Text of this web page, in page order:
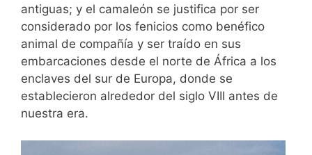
antiguas; y el camaleón se justifica por ser
considerado por los fenicios como benéfico
animal de compañía y ser traído en sus
embarcaciones desde el norte de África a los
enclaves del sur de Europa, donde se
establecieron alrededor del siglo VIII antes de
nuestra era.